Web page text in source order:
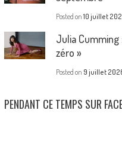
Posted on 10 juillet
Julia Cumming
zéro »
Posted on 9 juillet
PENDANT CE TEMPS SUR